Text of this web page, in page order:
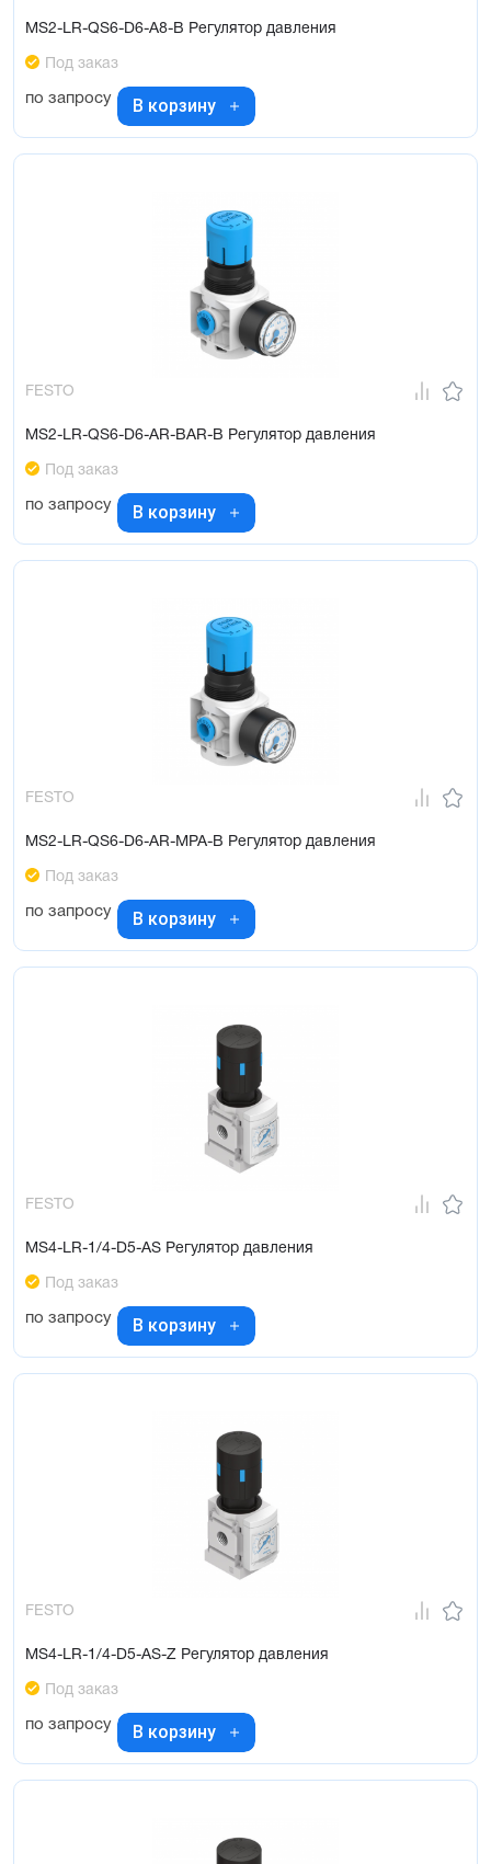
MS2-LR-QS6-D6-A8-B Регулятор давления
Под заказ
по запросу В корзину
FESTO
MS2-LR-QS6-D6-AR-BAR-B Регулятор давления
Под заказ
по запросу В корзину
FESTO
MS2-LR-QS6-D6-AR-MPA-B Регулятор давления
Под заказ
по запросу В корзину
FESTO
MS4-LR-1/4-D5-AS Регулятор давления
Под заказ
по запросу В корзину
FESTO
MS4-LR-1/4-D5-AS-Z Регулятор давления
Под заказ
по запросу В корзину